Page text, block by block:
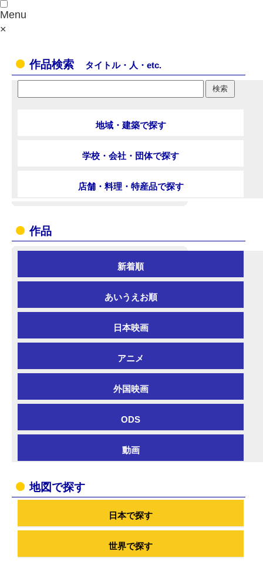
Menu
×
作品検索 タイトル・人・etc.
地域・建築で探す
学校・会社・団体で探す
店舗・料理・特産品で探す
作品
新着順
あいうえお順
日本映画
アニメ
外国映画
ODS
動画
地図で探す
日本で探す
世界で探す